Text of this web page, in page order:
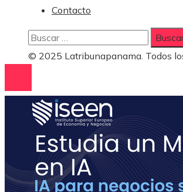
Contacto
Buscar:
© 2025 Latribunapanama. Todos